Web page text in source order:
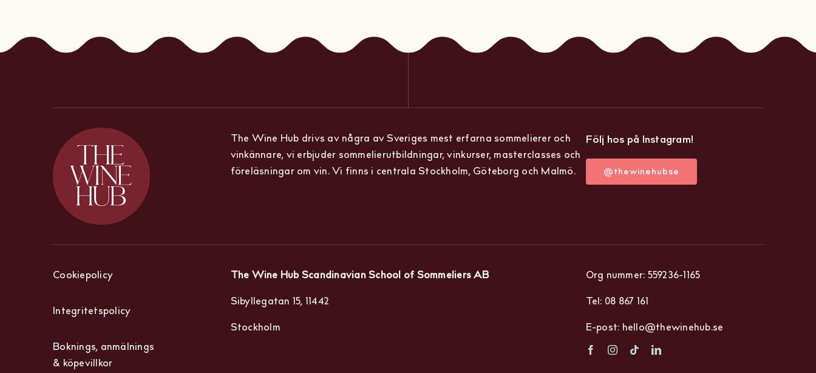
The Wine Hub drivs av några av Sveriges mest erfarna sommelierer och
vinkännare, vi erbjuder sommelierutbildningar, vinkurser, masterclasses och
föreläsningar om vin. Vi finns i centrala Stockholm, Göteborg och Malmö.
Följ hos på Instagram!
@thewinehubse
Cookiepolicy
Integritetspolicy
Boknings, anmälnings
& köpevillkor
The Wine Hub Scandinavian School of Sommeliers AB
Sibyllegatan 15, 11442
Stockholm
Org nummer: 559236-1165
Tel: 08 867 161
E-post: hello@thewinehub.se